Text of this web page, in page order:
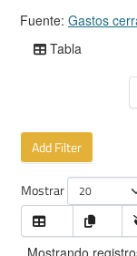
Fuente: Gastos
Tabla
Add Filter